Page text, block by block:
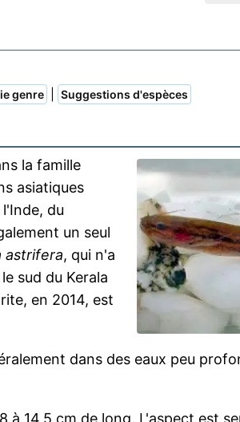
genre Suggestions d'espèces
la famille
asiatiques
du
un seul
astrifera, qui n'a
sud du Kerala
en 2014, est
dans des eaux peu
à 14,5 cm de long. L'aspect est